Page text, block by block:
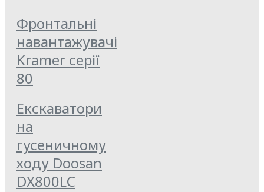
Фронтальні
навантажувачі
Kramer серії
80
Екскаватори
на
гусеничному
ходу Doosan
DX800LC